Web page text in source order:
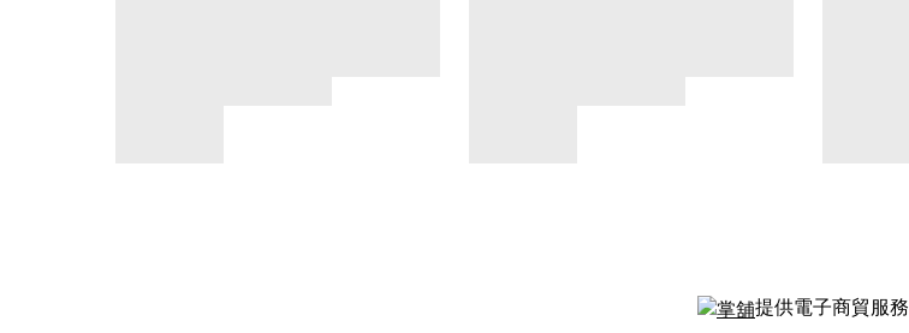
提供電子商貿服務